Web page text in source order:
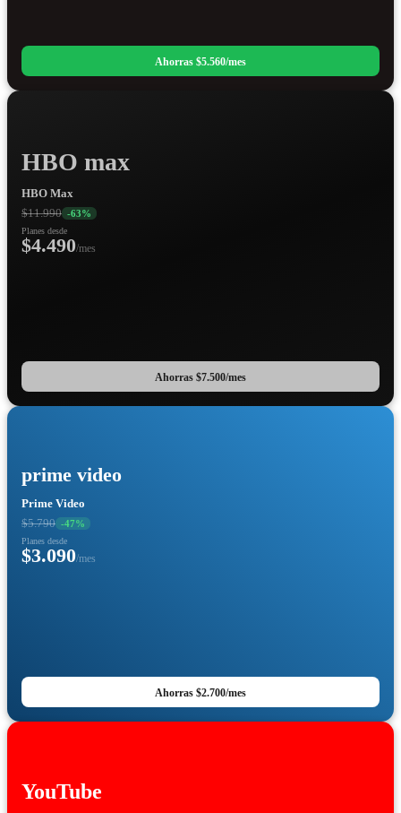
Ahorras $5.560/mes
HBO max
HBO Max
$11.990 -63%
Planes desde
$4.490/mes
Ahorras $7.500/mes
prime video
Prime Video
$5.790 -47%
Planes desde
$3.090/mes
Ahorras $2.700/mes
YouTube